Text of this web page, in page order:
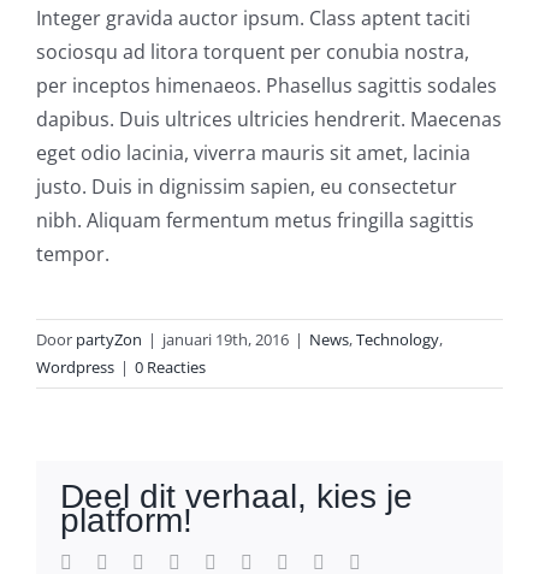
Integer gravida auctor ipsum. Class aptent taciti
sociosqu ad litora torquent per conubia nostra,
per inceptos himenaeos. Phasellus sagittis sodales
dapibus. Duis ultrices ultricies hendrerit. Maecenas
eget odio lacinia, viverra mauris sit amet, lacinia
justo. Duis in dignissim sapien, eu consectetur
nibh. Aliquam fermentum metus fringilla sagittis
tempor.
Door partyZon | januari 19th, 2016 | News,Technology,
Wordpress | 0 Reacties
Deel dit verhaal, kies je
platform!
Facebook
TwitterReddit LinkedInWhatsApp
TumblrPinterest